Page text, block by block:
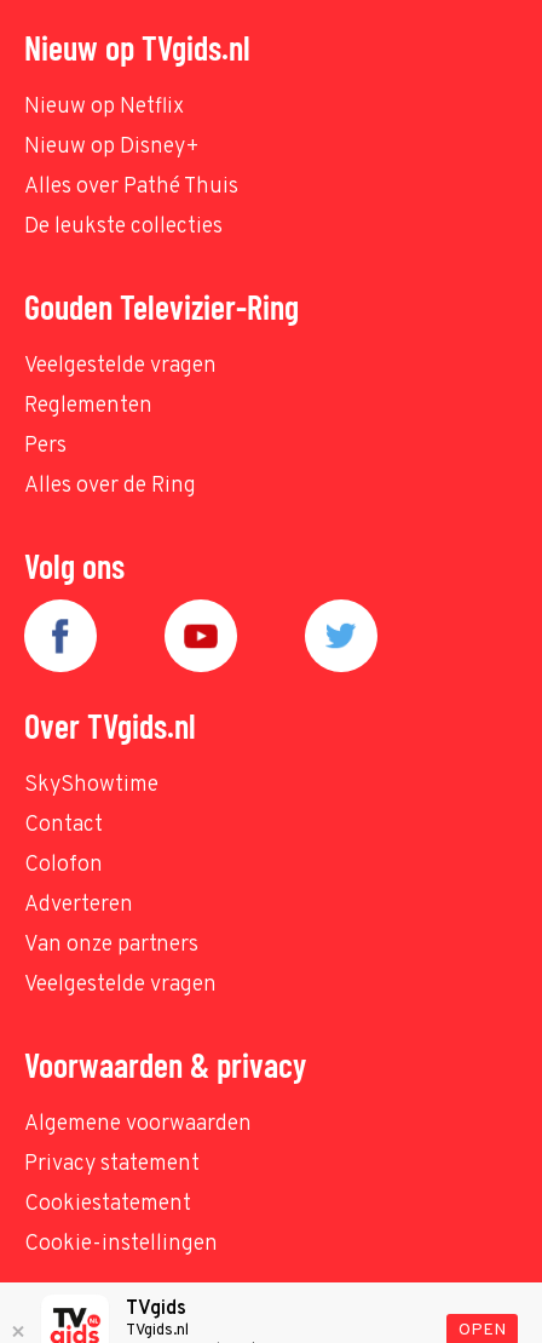
Nieuw op TVgids.nl
Nieuw op Netflix
Nieuw op Disney+
Alles over Pathé Thuis
De leukste collecties
Gouden Televizier-Ring
Veelgestelde vragen
Reglementen
Pers
Alles over de Ring
Volg ons
Over TVgids.nl
SkyShowtime
Contact
Colofon
Adverteren
Van onze partners
Veelgestelde vragen
Voorwaarden & privacy
Algemene voorwaarden
Privacy statement
Cookiestatement
Cookie-instellingen
© TVgids.nl 2026 - All rights reserved. No text and
TVgids
TVgids.nl
OPEN